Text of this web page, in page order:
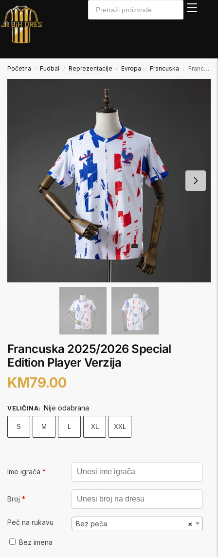
Početna / Fudbal / Reprezentacije / Evropa / Francuska / Francuska 2025/2026 Special Edition Player Verzija
Francuska 2025/2026 Special
Edition Player Verzija
KM79.00
VELIČINA: Nije odabrana
S M L XL XXL
Ime igrača *
Broj *
Peč na rukavu ×
Bez peča
Bez imena